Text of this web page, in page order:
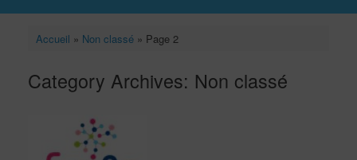
Accueil » Non classé» Page 2
Category Archives: Non classé